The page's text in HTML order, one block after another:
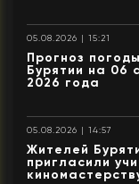
05.08.2026 | 15:21
Прогноз
Бурятии на 06
2026 года
05.08.2026 | 14:57
Жителей
пригласили